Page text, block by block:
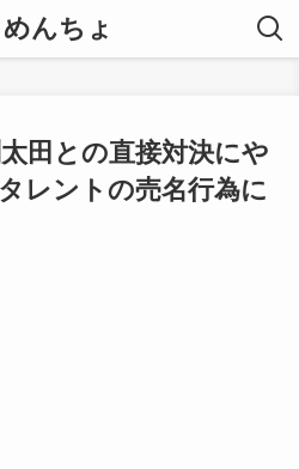
んちょ
田との直接対決にや
レントの売名行為に